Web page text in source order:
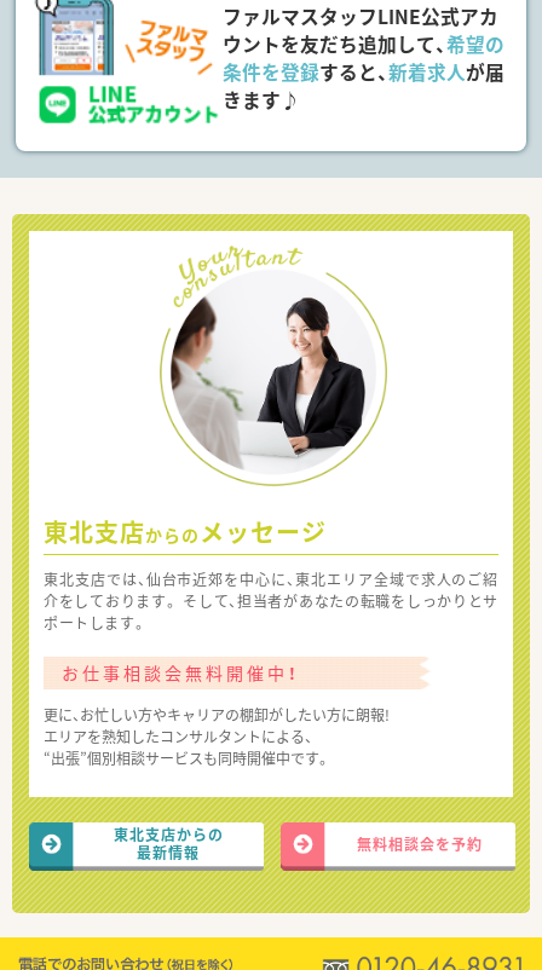
ファルマスタッフLINE公式アカ
ウントを友だち追加して、希望の
条件を登録すると、新着求人が届
きます♪
東北支店からの メッセージ
東北支店では、仙台市近郊を中心に、東北エリア全域で求人のご紹
介をしております。 そして、担当者があなたの転職をしっかりとサ
ポートします。
お仕事相談会無料開催中！
更に、お忙しい方やキャリアの棚卸がしたい方に朗報!
エリアを熟知したコンサルタントによる、
“出張”個別相談サービスも同時開催中です。
東北支店からの
最新情報
無料相談会を予約